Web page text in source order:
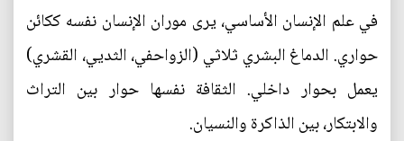
في علم الإنسان الأساسي، يرى موران الإنسان نفسه ككائن
حواري. الدماغ البشري ثلاثي (الزواحفي، الثديي، القشري)
يعمل بحوار داخلي. الثقافة نفسها حوار بين التراث
والابتكار، بين الذاكرة والنسيان.